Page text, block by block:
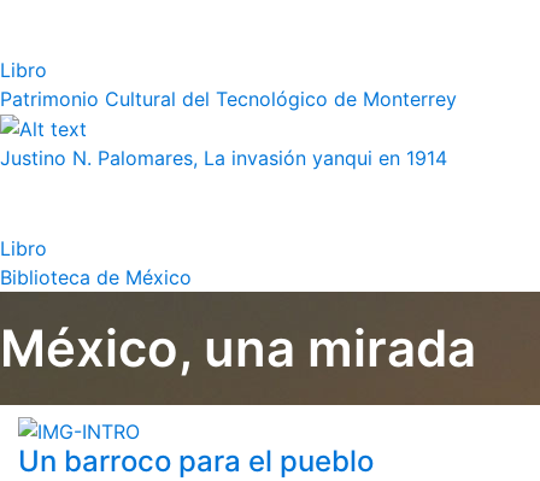
Libro
Patrimonio Cultural del Tecnológico de Monterrey
Justino N. Palomares, La invasión yanqui en 1914
Libro
Biblioteca de México
México, una mirada
Un barroco para el pueblo